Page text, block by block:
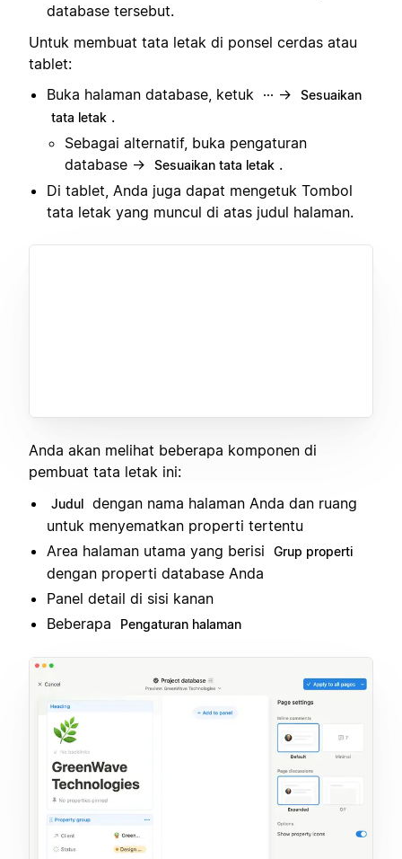
database tersebut.
Untuk membuat tata letak di ponsel cerdas atau
tablet:
Buka halaman database, ketuk
··· →
Sesuaikan
tata letak .
Sebagai alternatif, buka pengaturan
database →
Sesuaikan tata letak .
Di tablet, Anda juga dapat mengetuk Tombol
tata letak yang muncul di atas judul halaman.
Anda akan melihat beberapa komponen di
pembuat tata letak ini:
Judul dengan nama halaman Anda dan ruang
untuk menyematkan properti tertentu
Area halaman utama yang berisi
Grup properti
dengan properti database Anda
Panel detail di sisi kanan
Beberapa
Pengaturan halaman